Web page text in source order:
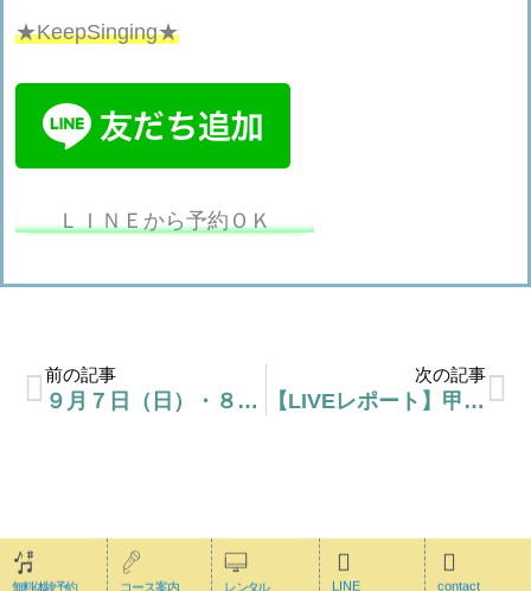
★KeepSinging★
ＬＩＮＥから予約ＯＫ
前の記事
９月７日（日）・８日（月）終日休校
次の記事
【LIVEレポート】甲賀市のカフェで歌ってきました！
無料体験予約 コース案内 レンタル LINE contact